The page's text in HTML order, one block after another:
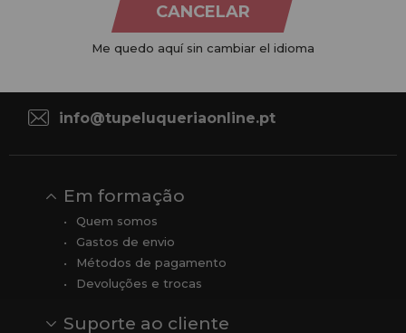
+34 951 204 547
Atendimento ao cliente
info@tupeluqueriaonline.pt
Em formação
Quem somos
Gastos de envio
Métodos de pagamento
Devoluções e trocas
Suporte ao cliente
CANCELAR
Me quedo aquí sin cambiar el idioma